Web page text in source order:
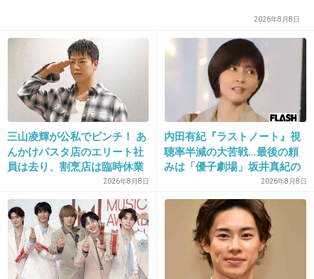
満島さんがヒロインやればいいのに。前田敦子
ヒロイン華がない
出典：up.gc-img.net
+358 -32
17. 匿名 2015/06/27(土) 10:14:13
カエルどうなってるの？
+29
2026年8月8日
三山凌輝が公私でピンチ！ あ
んかけパスタ店のエリート社
員は去り、割烹店は臨時休業
2026年8月8日
内田有紀『ラストノート』視
聴率半減の大苦戦…最後の頼
みは「優子劇場」坂井真紀の
“猟奇的演技” が救いの神にな
るか
2026年8月8日